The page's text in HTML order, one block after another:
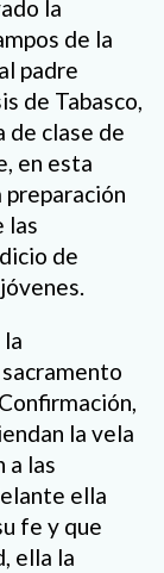
la
de la
padre
de Tabasco,
de clase de
en esta
preparación
las
de
la vela
a las
ella
fe y que
ella la